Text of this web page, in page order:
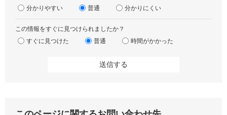
分かりやすい
普通 分かりにくい
この情報をすぐに見つけられましたか？
すぐに見つけた
普通 時間がかかった